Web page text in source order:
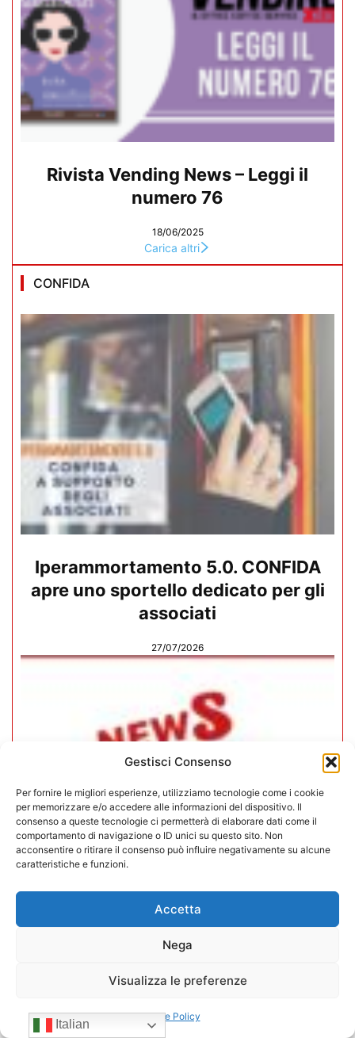
Gestisci Consenso
Per fornire le migliori esperienze, utilizziamo tecnologie come i cookie
per memorizzare e/o accedere alle informazioni del dispositivo. Il
consenso a queste tecnologie ci permetterà di elaborare dati come il
comportamento di navigazione o ID unici su questo sito. Non
acconsentire o ritirare il consenso può influire negativamente su alcune
caratteristiche e funzioni.
Accetta
Nega
Visualizza le preferenze
Cookie Policy
Rivista Vending News – Leggi il
numero 76
18/06/2025
Carica altri
CONFIDA
Iperammortamento 5.0. CONFIDA
apre uno sportello dedicato per gli
associati
27/07/2026
In CONFIDA l’ingresso di 4 nuovi
associati
Italian